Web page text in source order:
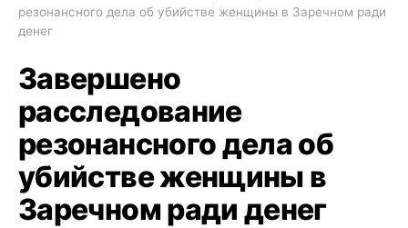
резонансного дела об убийстве женщины в Заречном ради
денег
Завершено
расследование
резонансного дела об
убийстве женщины в
Заречном ради денег